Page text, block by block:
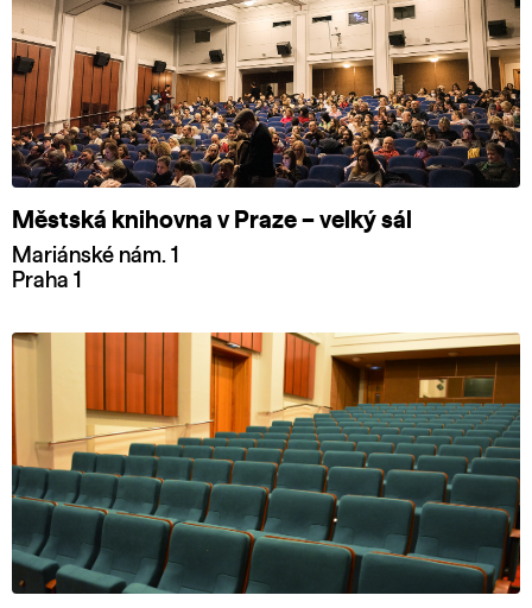
Městská knihovna v Praze – velký sál
Mariánské nám. 1
Praha 1